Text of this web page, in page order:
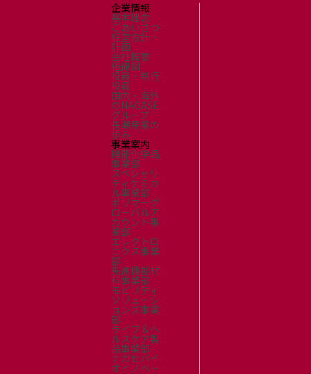
企業情報
基本理念
ごあいさつ
経営方針・
計画
会社概要
組織図
役員・執行
役員
国内・海外
のNAGASE
グループ
長瀬産業の
歩み
事業案内
機能化学品
事業部
スペシャリ
ティケミカ
ル事業部
ポリマーグ
ローバルア
カウント事
業部
エレクトロ
ニクス事業
部
先進機能材
料事業部
モビリティ
ソリューシ
ョンズ事業
部
ライフ＆ヘ
ルスケア製
品事業部
ナガセバイ
オイノベー